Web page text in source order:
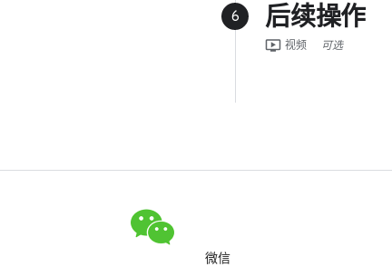
6 后续操作
ondemand_video 视频 可选
微信